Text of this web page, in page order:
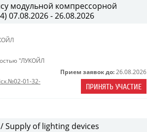
модульной компрессорной
07.08.2026 - 26.08.2026
"ЛУКОЙЛ
01-32-
Прием заявок до: 26.08.2026
ПРИНЯТЬ УЧАСТИЕ
Supply of lighting devices